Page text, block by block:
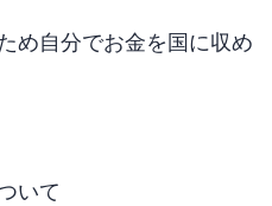
め自分でお金を国に収め
いて